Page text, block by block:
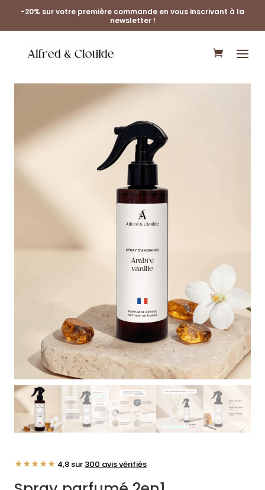
-20% sur votre première commande en vous inscrivant à la
newsletter !
★★★★★ 4,8 sur 300 avis vérifiés